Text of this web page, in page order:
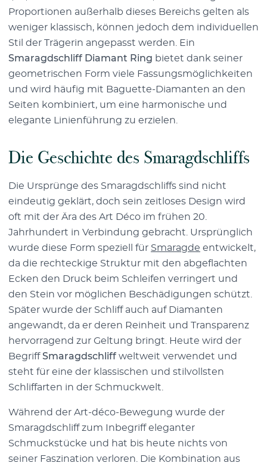
Proportionen außerhalb dieses Bereichs gelten als
weniger klassisch, können jedoch dem individuellen
Stil der Trägerin angepasst werden. Ein
Smaragdschliff Diamant Ring bietet dank seiner
geometrischen Form viele Fassungsmöglichkeiten
und wird häufig mit Baguette-Diamanten an den
Seiten kombiniert, um eine harmonische und
elegante Linienführung zu erzielen.
Die Geschichte des Smaragdschliffs
Die Ursprünge des Smaragdschliffs sind nicht
eindeutig geklärt, doch sein zeitloses Design wird
oft mit der Ära des Art Déco im frühen 20.
Jahrhundert in Verbindung gebracht. Ursprünglich
wurde diese Form speziell für Smaragde entwickelt,
da die rechteckige Struktur mit den abgeflachten
Ecken den Druck beim Schleifen verringert und
den Stein vor möglichen Beschädigungen schützt.
Später wurde der Schliff auch auf Diamanten
angewandt, da er deren Reinheit und Transparenz
hervorragend zur Geltung bringt. Heute wird der
BegriffSmaragdschliff weltweit verwendet und
steht für eine der klassischen und stilvollsten
Schliffarten in der Schmuckwelt.
Während der Art-déco-Bewegung wurde der
Smaragdschliff zum Inbegriff eleganter
Schmuckstücke und hat bis heute nichts von
seiner Faszination verloren. Die Kombination aus